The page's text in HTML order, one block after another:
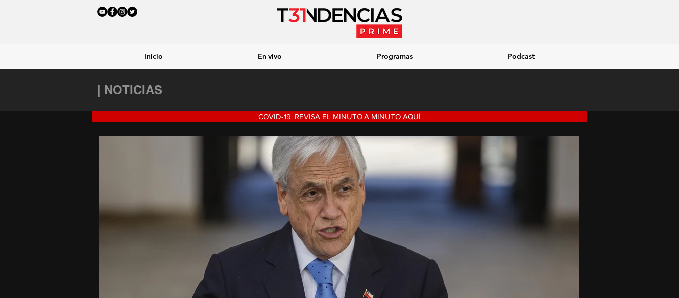
Inicio En vivo Programas Podcast
COVID-19: REVISA EL MINUTO A MINUTO AQUÍ
| NOTICIAS